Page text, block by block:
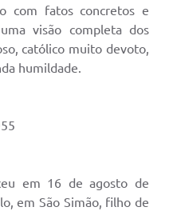
com fatos concretos e
visão completa dos
católico muito devoto,
humildade.
em 16 de agosto de
em São Simão, filho de